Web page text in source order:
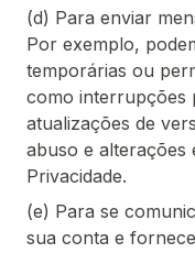
(d) Para enviar
Por exemplo,
temporárias ou
como interrupções
atualizações de
abuso e alterações
Privacidade.
(e) Para se
sua conta e